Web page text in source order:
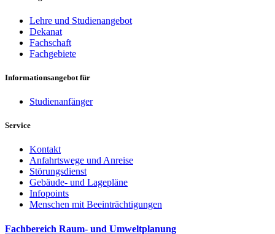
Lehre und Studienangebot
Dekanat
Fachschaft
Fachgebiete
Informationsangebot für
Studienanfänger
Service
Kontakt
Anfahrtswege und Anreise
Störungsdienst
Gebäude- und Lagepläne
Infopoints
Menschen mit Beeinträchtigungen
Fachbereich Raum- und Umweltplanung